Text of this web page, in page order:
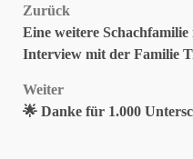
Zurück
Eine weitere
Interview mit der Familie
Weiter
🌟 Danke für 1.000